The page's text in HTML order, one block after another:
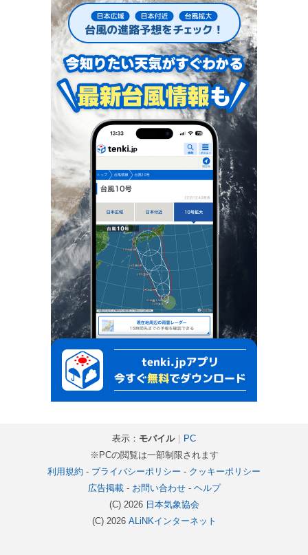
表示： モバイル｜ PC
※PCの閲覧は一部制限されます
利用規約 - プライバシーポリシー - クッキーポリシー
広告掲載- お問い合わせ- ヘルプ
(C) 2026 日本気象協会
(C) 2026 ALiNKインターネット